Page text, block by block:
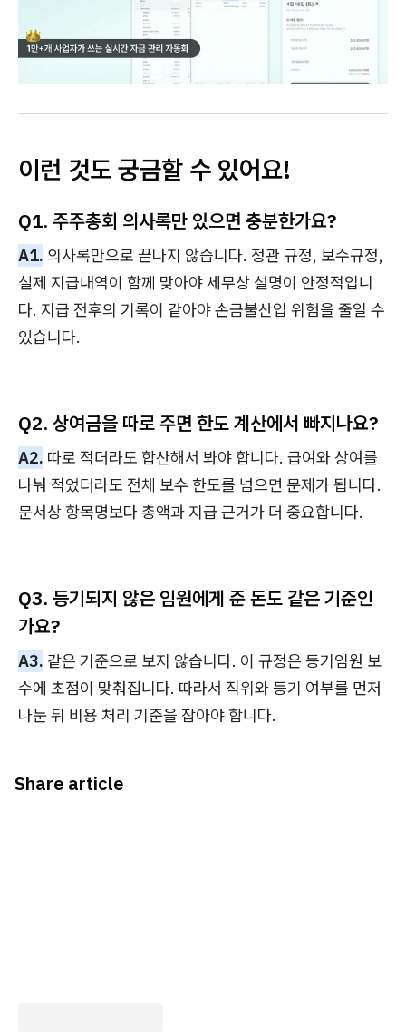
이런 것도 궁금할 수 있어요!
Q1. 주주총회 의사록만 있으면 충분한가요?
A1. 의사록만으로 끝나지 않습니다. 정관 규정, 보수규정,
실제 지급내역이 함께 맞아야 세무상 설명이 안정적입니
다. 지급 전후의 기록이 같아야 손금불산입 위험을 줄일 수
있습니다.
Q2. 상여금을 따로 주면 한도 계산에서 빠지나요?
A2. 따로 적더라도 합산해서 봐야 합니다. 급여와 상여를
나눠 적었더라도 전체 보수 한도를 넘으면 문제가 됩니다.
문서상 항목명보다 총액과 지급 근거가 더 중요합니다.
Q3. 등기되지 않은 임원에게 준 돈도 같은 기준인
가요?
A3. 같은 기준으로 보지 않습니다. 이 규정은 등기임원 보
수에 초점이 맞춰집니다. 따라서 직위와 등기 여부를 먼저
나눈 뒤 비용 처리 기준을 잡아야 합니다.
Share article